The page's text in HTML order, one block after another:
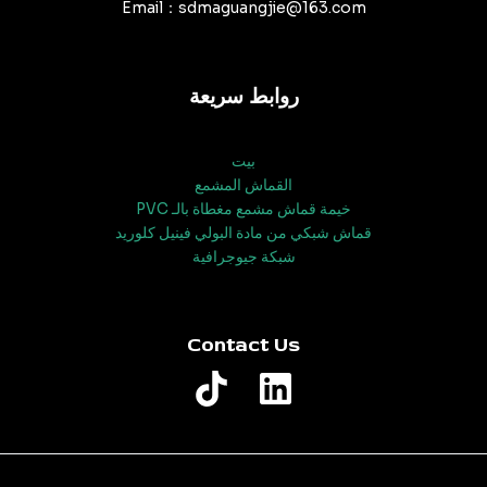
Email：sdmaguangjie@163.com
روابط سريعة
بيت
القماش المشمع
خيمة قماش مشمع مغطاة بالـ PVC
قماش شبكي من مادة البولي فينيل كلوريد
شبكة جيوجرافية
Contact Us